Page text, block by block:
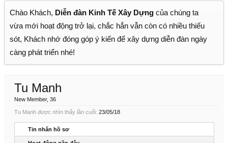
Chào Khách, Diễn đàn Kinh Tế Xây Dựng của chúng ta
vừa mới hoạt động trở lại, chắc hẳn vẫn còn có nhiều thiếu
sót, Khách nhớ đóng góp ý kiến để xây dựng diễn đàn ngày
càng phát triển nhé!
Tu Manh
New Member, 36
Tu Manh được nhìn thấy lần cuối: 23/05/18
Tin nhắn hồ sơ